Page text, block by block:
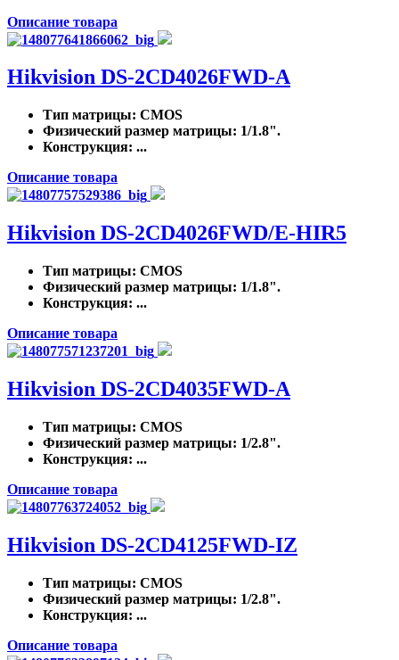
Описание товара
Hikvision DS-2CD4026FWD-A
Тип матрицы: CMOS
Физический размер матрицы: 1/1.8".
Конструкция: ...
Описание товара
Hikvision DS-2CD4026FWD/E-HIR5
Тип матрицы: CMOS
Физический размер матрицы: 1/1.8".
Конструкция: ...
Описание товара
Hikvision DS-2CD4035FWD-A
Тип матрицы: CMOS
Физический размер матрицы: 1/2.8".
Конструкция: ...
Описание товара
Hikvision DS-2CD4125FWD-IZ
Тип матрицы: CMOS
Физический размер матрицы: 1/2.8".
Конструкция: ...
Описание товара